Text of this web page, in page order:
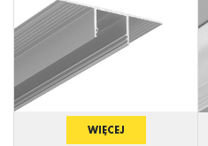
WIĘCEJ